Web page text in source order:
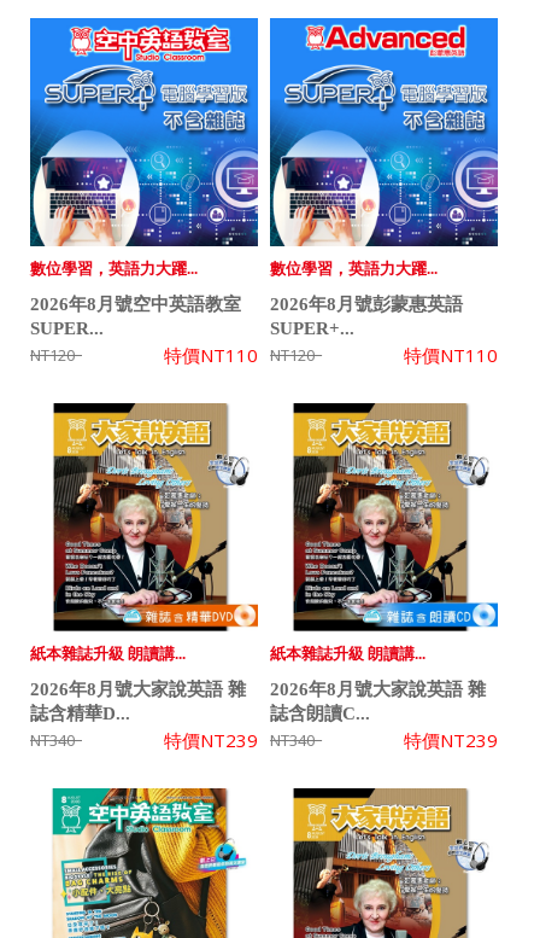
數位學習，英語力大躍...
2026年8月號空中英語教室
SUPER...
NT120 特價NT110
數位學習，英語力大躍...
2026年8月號彭蒙惠英語
SUPER+...
NT120 特價NT110
紙本雜誌升級 朗讀講...
2026年8月號大家說英語 雜
誌含精華D...
NT340 特價NT239
紙本雜誌升級 朗讀講...
2026年8月號大家說英語 雜
誌含朗讀C...
NT340 特價NT239